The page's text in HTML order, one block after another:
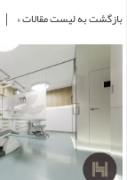
بازگشت به لیست مقالات » |